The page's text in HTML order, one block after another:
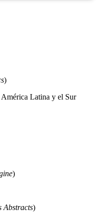
)
Latina y el Sur
)
Abstracts)